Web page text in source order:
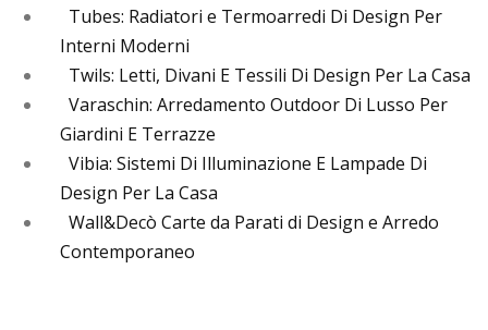
Tubes: Radiatori e Termoarredi Di Design Per
Interni Moderni
Twils: Letti, Divani E Tessili Di Design Per La Casa
Varaschin: Arredamento Outdoor Di Lusso Per
Giardini E Terrazze
Vibia: Sistemi Di Illuminazione E Lampade Di
Design Per La Casa
Wall&Decò Carte da Parati di Design e Arredo
Contemporaneo